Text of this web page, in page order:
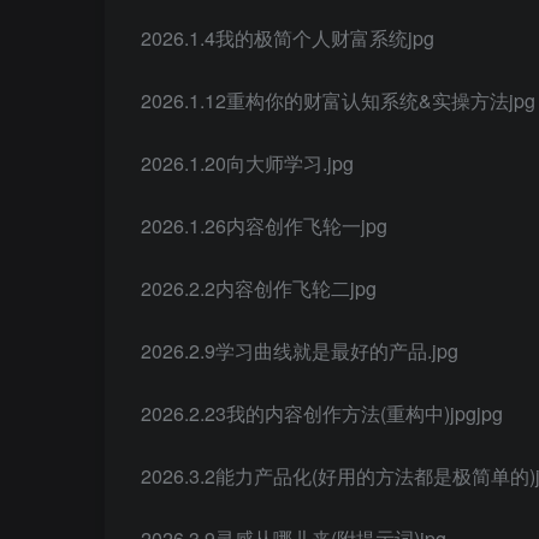
2026.1.4我的极简个人财富系统jpg
2026.1.12重构你的财富认知系统&实操方法jpg
2026.1.20向大师学习.jpg
2026.1.26内容创作飞轮一jpg
2026.2.2内容创作飞轮二jpg
2026.2.9学习曲线就是最好的产品.jpg
2026.2.23我的内容创作方法(重构中)jpgjpg
2026.3.2能力产品化(好用的方法都是极简单的